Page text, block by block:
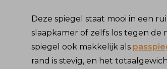
Deze spiegel staat mooi in een
slaapkamer of zelfs los tegen
spiegel ook makkelijk als
rand is stevig, en het